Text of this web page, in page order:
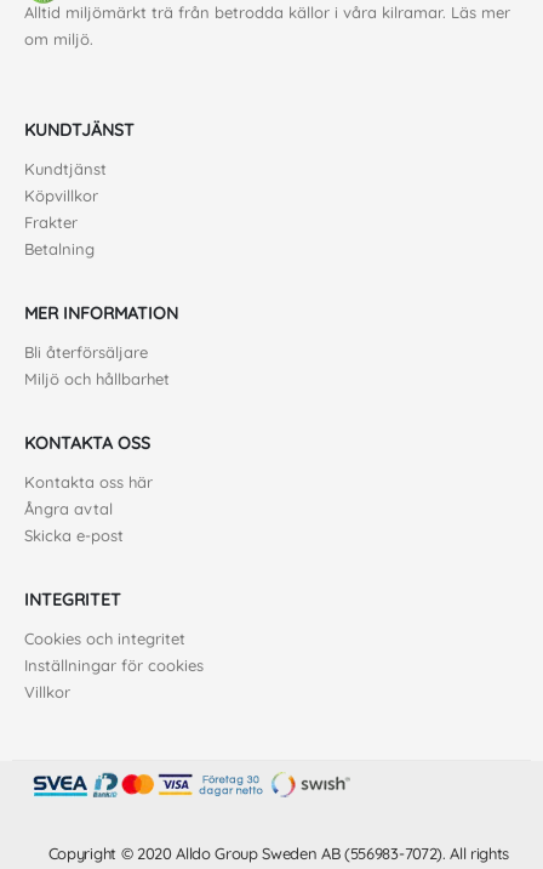
Alltid miljömärkt trä från betrodda källor i våra kilramar. Läs mer
om miljö.
KUNDTJÄNST
Kundtjänst
Köpvillkor
Frakter
Betalning
MER INFORMATION
Bli återförsäljare
Miljö och hållbarhet
KONTAKTA OSS
Kontakta oss här
Ångra avtal
Skicka e-post
INTEGRITET
Cookies och integritet
Inställningar för cookies
Villkor
Copyright © 2020 Alldo Group Sweden AB (556983-7072). All rights